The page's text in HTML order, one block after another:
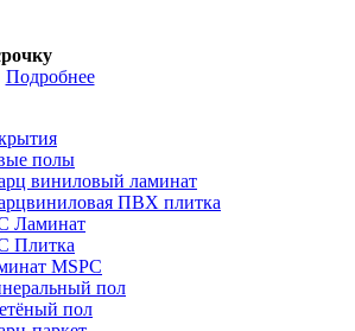
Подробнее
полы
виниловый ламинат
ПВХ плитка
Ламинат
Плитка
MSPC
пол
пол